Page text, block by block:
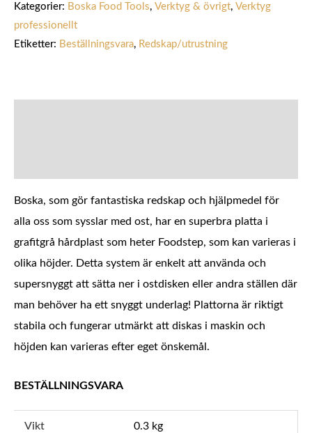
Kategorier: Boska Food Tools, Verktyg & övrigt, Verktyg
professionellt
Etiketter: Beställningsvara, Redskap/utrustning
Boska, som gör fantastiska redskap och hjälpmedel för
alla oss som sysslar med ost, har en superbra platta i
grafitgrå hårdplast som heter Foodstep, som kan varieras i
olika höjder. Detta system är enkelt att använda och
supersnyggt att sätta ner i ostdisken eller andra ställen där
man behöver ha ett snyggt underlag! Plattorna är riktigt
stabila och fungerar utmärkt att diskas i maskin och
höjden kan varieras efter eget önskemål.
BESTÄLLNINGSVARA
Vikt 0.3 kg